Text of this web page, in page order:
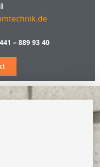
– 889 93 40